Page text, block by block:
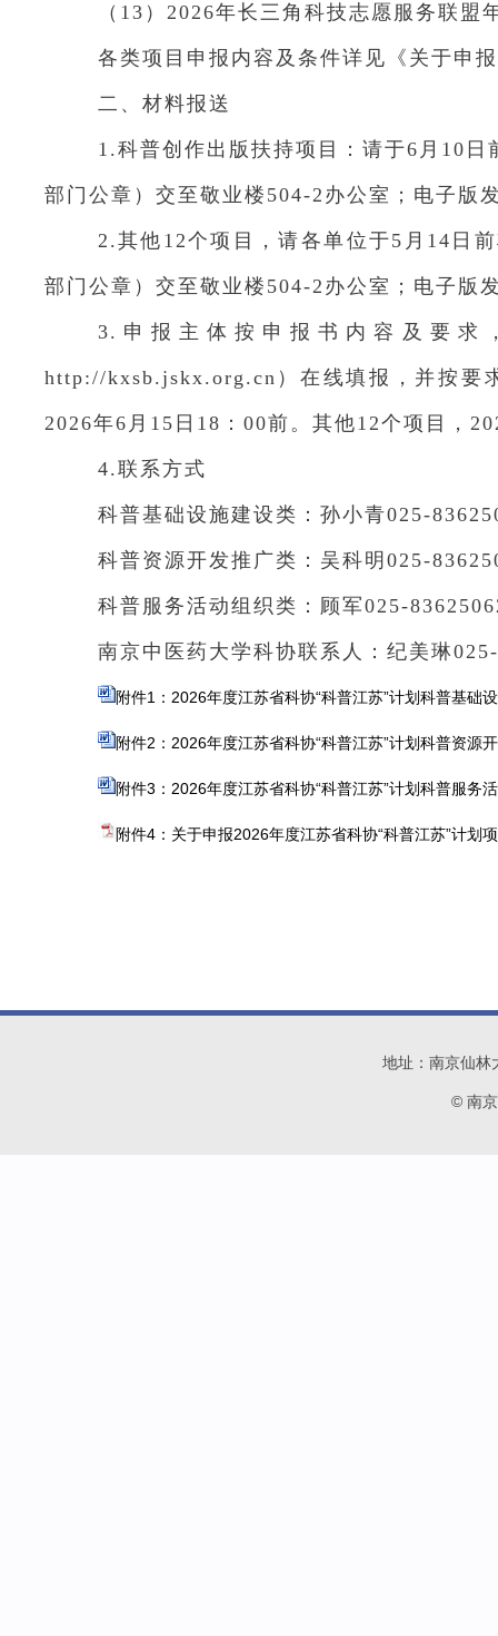
（13）2026年长三角科技志愿服务联
各类项目申报内容及条件详见《关于申
二、材料报送
1.科普创作出版扶持项目：请于6月10
部门公章）交至敬业楼504-2办公室；电子版
2.其他12个项目，请各单位于5月14日
部门公章）交至敬业楼504-2办公室；电子版
3.申报主体按申报书内容及要求
http://kxsb.jskx.org.cn）在线填报，并按要
2026年6月15日18：00前。其他12个项目，
4.联系方式
科普基础设施建设类：孙小青025-
科普资源开发推广类：吴科明025-
科普服务活动组织类：顾军025-
南京中医药大学科协联系人：纪美琳
附件1：2026年度江苏省科协“科普江苏”计划科普基础
附件2：2026年度江苏省科协“科普江苏”计划科普资源
附件3：2026年度江苏省科协“科普江苏”计划科普服务
附件4：关于申报2026年度江苏省科协“科普江苏”计划
地址：南京仙林
© 南